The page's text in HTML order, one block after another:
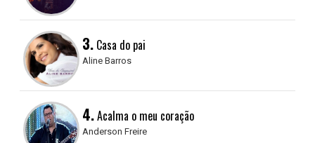
3. Casa do pai
Aline Barros
4.Acalma o meu coração
Anderson Freire